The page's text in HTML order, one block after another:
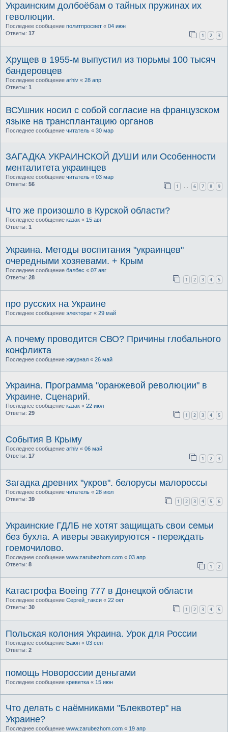
Украинским долбоёбам о тайных пружинах их
геволюции.
Последнее сообщение политпросвет « 04 июн
Ответы: 17 1 2 3
Хрущев в 1955-м выпустил из тюрьмы 100 тысяч
бандеровцев
Последнее сообщение arhiv « 28 апр
Ответы: 1
ВСУшник носил с собой согласие на французском
языке на трансплантацию органов
Последнее сообщение читатель « 30 мар
ЗАГАДКА УКРАИНСКОЙ ДУШИ или Особенности
менталитета украинцев
Последнее сообщение читатель « 03 мар
Ответы: 56 1 … 6 7 8 9
Что же произошло в Курской области?
Последнее сообщение казак « 15 авг
Ответы: 1
Украина. Методы воспитания "украинцев"
очередными хозяевами. + Крым
Последнее сообщение балбес « 07 авг
Ответы: 28 1 2 3 4 5
про русских на Украине
Последнее сообщение электорат « 29 май
А почему проводится СВО? Причины глобального
конфликта
Последнее сообщение жжурнал « 26 май
Украина. Программа "оранжевой революции" в
Украине. Сценарий.
Последнее сообщение казак « 22 июл
Ответы: 29 1 2 3 4 5
События В Крыму
Последнее сообщение arhiv « 06 май
Ответы: 17 1 2 3
Загадка древних "укров". белорусы малороссы
Последнее сообщение читатель « 28 июл
Ответы: 39 1 2 3 4 5 6
Украинские ГДЛБ не хотят защищать свои семьи
без бухла. А иверы эвакуируются - переждать
гоемочилово.
Последнее сообщение www.zarubezhom.com « 03 апр
Ответы: 8 1 2
Катастрофа Boeing 777 в Донецкой области
Последнее сообщение Сергей_такси « 22 окт
Ответы: 30 1 2 3 4 5
Польская колония Украина. Урок для России
Последнее сообщение Баюн « 03 сен
Ответы: 2
помощь Новороссии деньгами
Последнее сообщение креветка « 15 июн
Что делать с наёмниками "Блеквотер" на
Украине?
Последнее сообщение www.zarubezhom.com « 19 апр